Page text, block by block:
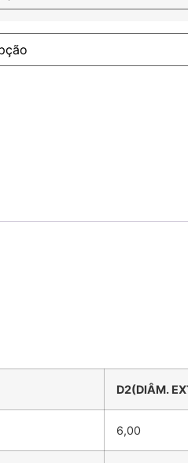
D2(DIÂM.
6,00